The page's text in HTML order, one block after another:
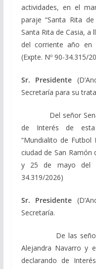
actividades, en el
paraje “Santa Rita
Santa Rita de Casia, a
del corriente año en
(Expte. Nº 90-34.315/
Sr. Presidente
Secretaría para su
Del señor
de Interés de
“Mundialito de Futbol
ciudad de San
y 25 de mayo del
34.319/2026)
Sr. Presidente
Secretaría.
De las señoras
Alejandra Navarro y
declarando de